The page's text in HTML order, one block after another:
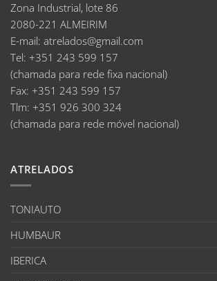
Zona Industrial, lote 86
2080-221 ALMEIRIM
E-mail: atrelados@gmail.com
Tel: +351 243 599 157
(chamada para rede fixa nacional)
Fax: +351 243 599 157
Tlm: +351 926 300 324
(chamada para rede móvel nacional)
ATRELADOS
TONIAUTO
HUMBAUR
IBERICA